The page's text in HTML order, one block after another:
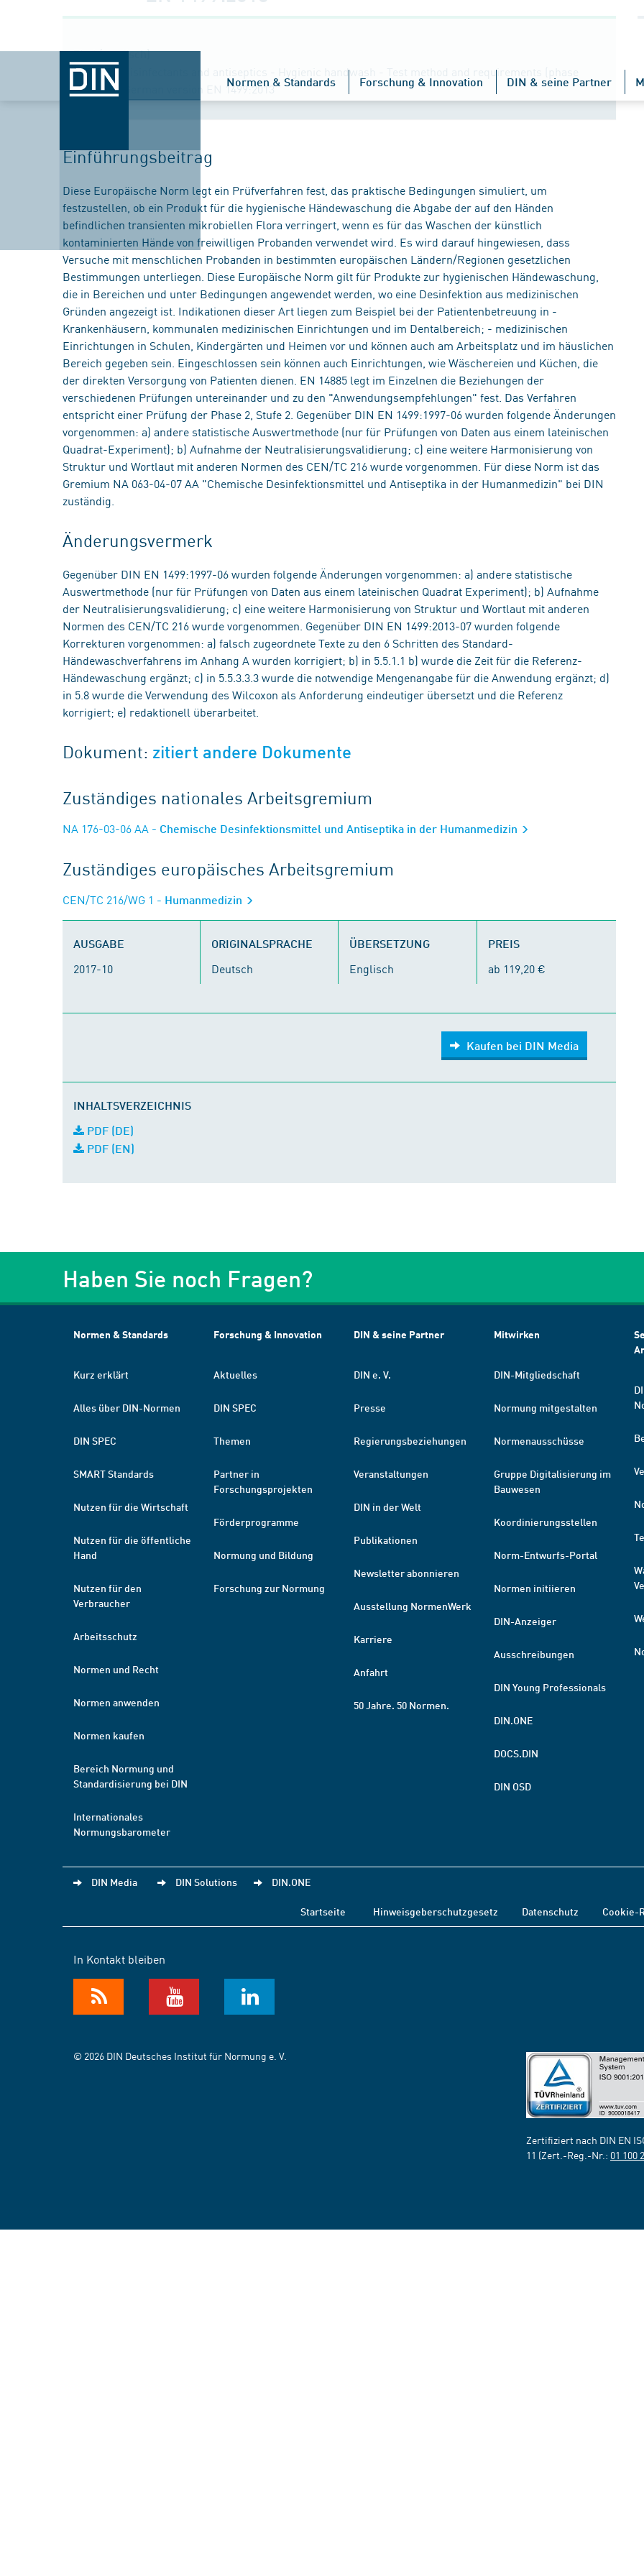
Normen & Standards Forschung & Innovation DIN & seine Partner
Titel (englisch)
Chemical disinfectants and antiseptics - Hygienic handwash - Test method and requirements (phase
2/step 2); German version EN 1499:2013
Einführungsbeitrag
Diese Europäische Norm legt ein Prüfverfahren fest, das praktische Bedingungen simuliert, um
festzustellen, ob ein Produkt für die hygienische Händewaschung die Abgabe der auf den Händen
befindlichen transienten mikrobiellen Flora verringert, wenn es für das Waschen der künstlich
kontaminierten Hände von freiwilligen Probanden verwendet wird. Es wird darauf hingewiesen, dass
Versuche mit menschlichen Probanden in bestimmten europäischen Ländern/Regionen gesetzlichen
Bestimmungen unterliegen. Diese Europäische Norm gilt für Produkte zur hygienischen Händewaschung,
die in Bereichen und unter Bedingungen angewendet werden, wo eine Desinfektion aus medizinischen
Gründen angezeigt ist. Indikationen dieser Art liegen zum Beispiel bei der Patientenbetreuung in -
Krankenhäusern, kommunalen medizinischen Einrichtungen und im Dentalbereich; - medizinischen
Einrichtungen in Schulen, Kindergärten und Heimen vor und können auch am Arbeitsplatz und im häuslichen
Bereich gegeben sein. Eingeschlossen sein können auch Einrichtungen, wie Wäschereien und Küchen, die
der direkten Versorgung von Patienten dienen. EN 14885 legt im Einzelnen die Beziehungen der
verschiedenen Prüfungen untereinander und zu den "Anwendungsempfehlungen" fest. Das Verfahren
entspricht einer Prüfung der Phase 2, Stufe 2. Gegenüber DIN EN 1499:1997-06 wurden folgende Änderungen
vorgenommen: a) andere statistische Auswertmethode (nur für Prüfungen von Daten aus einem lateinischen
Quadrat-Experiment); b) Aufnahme der Neutralisierungsvalidierung; c) eine weitere Harmonisierung von
Struktur und Wortlaut mit anderen Normen des CEN/TC 216 wurde vorgenommen. Für diese Norm ist das
Gremium NA 063-04-07 AA "Chemische Desinfektionsmittel und Antiseptika in der Humanmedizin" bei DIN
zuständig.
Änderungsvermerk
Gegenüber DIN EN 1499:1997-06 wurden folgende Änderungen vorgenommen: a) andere statistische
Auswertmethode (nur für Prüfungen von Daten aus einem lateinischen Quadrat Experiment); b) Aufnahme
der Neutralisierungsvalidierung; c) eine weitere Harmonisierung von Struktur und Wortlaut mit anderen
Normen des CEN/TC 216 wurde vorgenommen. Gegenüber DIN EN 1499:2013-07 wurden folgende
Korrekturen vorgenommen: a) falsch zugeordnete Texte zu den 6 Schritten des Standard-
Händewaschverfahrens im Anhang A wurden korrigiert; b) in 5.5.1.1 b) wurde die Zeit für die Referenz-
Händewaschung ergänzt; c) in 5.5.3.3.3 wurde die notwendige Mengenangabe für die Anwendung ergänzt; d)
in 5.8 wurde die Verwendung des Wilcoxon als Anforderung eindeutiger übersetzt und die Referenz
korrigiert; e) redaktionell überarbeitet.
Dokument: zitiert andere Dokumente
Zuständiges nationales Arbeitsgremium
NA 176-03-06 AA - Chemische Desinfektionsmittel und Antiseptika in der Humanmedizin
Zuständiges europäisches Arbeitsgremium
CEN/TC 216/WG 1 - Humanmedizin
AUSGABE
2017-10
ORIGINALSPRACHE
Deutsch
ÜBERSETZUNG
Englisch
PREIS
ab 119,20 €
Kaufen bei DIN Media
INHALTSVERZEICHNIS
PDF (DE)
PDF (EN)
Haben Sie noch Fragen?
Normen & Standards
Kurz erklärt
Alles über DIN-Normen
DIN SPEC
SMART Standards
Nutzen für die Wirtschaft
Nutzen für die öffentliche
Hand
Nutzen für den
Verbraucher
Arbeitsschutz
Normen und Recht
Normen anwenden
Normen kaufen
Bereich Normung und
Standardisierung bei DIN
Internationales
Normungsbarometer
Forschung & Innovation
Aktuelles
DIN SPEC
Themen
Partner in
Forschungsprojekten
Förderprogramme
Normung und Bildung
Forschung zur Normung
DIN & seine Partner
DIN e. V.
Presse
Regierungsbeziehungen
Veranstaltungen
DIN in der Welt
Publikationen
Newsletter abonnieren
Ausstellung NormenWerk
Karriere
Anfahrt
50 Jahre. 50 Normen.
Mitwirken
DIN-Mitgliedschaft
Normung mitgestalten
Normenausschüsse
Gruppe Digitalisierung im
Bauwesen
Koordinierungsstellen
Norm-Entwurfs-Portal
Normen initiieren
DIN-Anzeiger
Ausschreibungen
DIN Young Professionals
DIN.ONE
DOCS.DIN
DIN OSD
DIN Media DIN Solutions DIN.ONE
Startseite Hinweisgeberschutzgesetz Datenschutz Cookie-
In Kontakt bleiben
© 2026 DIN Deutsches Institut für Normung e. V.
Zertifiziert nach DIN EN
11 (Zert.-Reg.-Nr.: 01 100